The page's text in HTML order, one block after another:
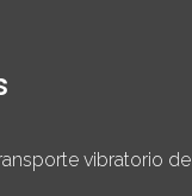
vibratorio de